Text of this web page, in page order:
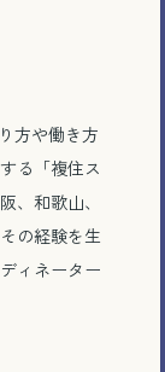
方や働き方
る「複住ス
、和歌山、
の経験を生
ィネーター